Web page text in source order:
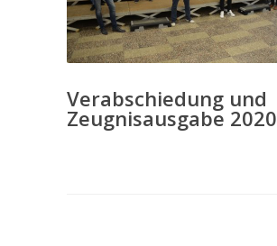
Verabschiedung und
Zeugnisausgabe 2020